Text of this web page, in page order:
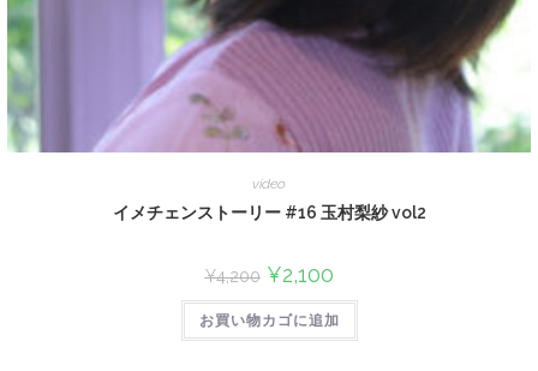
video
イメチェンストーリー #16 玉村梨紗 vol2
¥4,200 ¥2,100
お買い物カゴに追加